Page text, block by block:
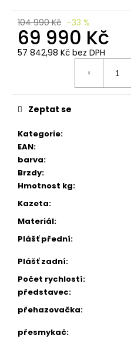
104 990 Kč –33 %
69 990 Kč
57 842,98 Kč bez DPH
Kategorie:
EAN:
barva:
Brzdy:
Hmotnost kg:
Kazeta:
Materiál:
Plášť přední:
Plášť zadní:
Počet rychlostí:
představec:
přehazovačka:
přesmykač:
Zeptat se
u
m
e